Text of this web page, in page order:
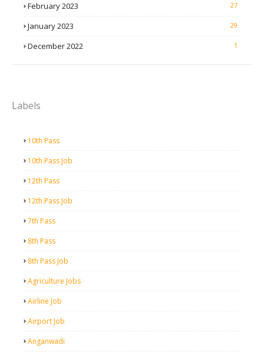
February 2023 27
January 2023 29
December 2022 1
Labels
10th Pass
10th Pass Job
12th Pass
12th Pass Job
7th Pass
8th Pass
8th Pass Job
Agriculture Jobs
Airline Job
Airport Job
Anganwadi